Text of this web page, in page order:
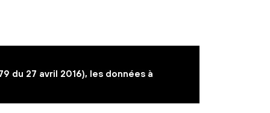
du 27 avril 2016), les données à